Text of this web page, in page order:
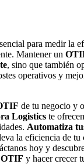
para medir la
Mantener un
, sino que también
operativos y
de tu negocio y
Logistics te
Automatiza
la eficiencia de tu
hoy y
OTIF y hacer crecer